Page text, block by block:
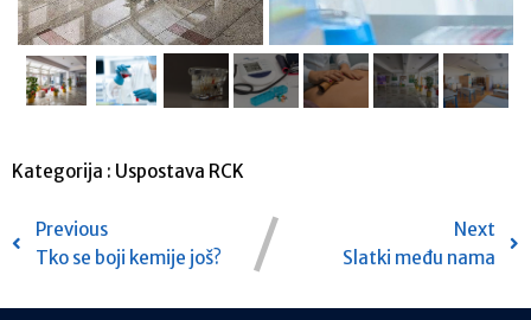
Kategorija : Uspostava RCK
Previous
Tko se boji kemije još?
Next
Slatki među nama